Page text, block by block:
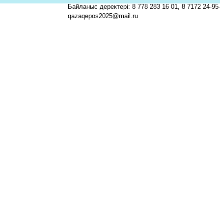
Байланыс деректері: 8 778 283 16 01, 8 7172 24-
qazaqepos2025@mail.ru